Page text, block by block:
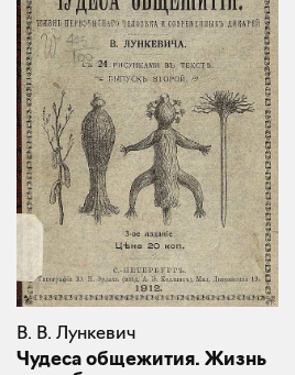
В. В. Лункевич
Чудеса общежития. Жизнь